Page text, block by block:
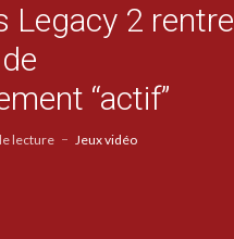
Legacy 2 rentre
“actif”
lecture Jeux vidéo